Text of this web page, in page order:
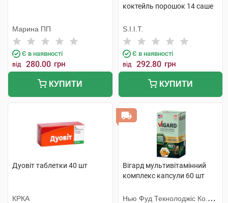
Марина ПП
Є в наявності
від 280.00 грн
КУПИТИ
коктейль порошок 14 саше
S.I.I.T.
Є в наявності
від 292.80 грн
КУПИТИ
Дуовіт таблетки 40 шт
КРКА
Вігард мультивітамінний
комплекс капсули 60 шт
Нью Фуд Текнолоджіс Ко.